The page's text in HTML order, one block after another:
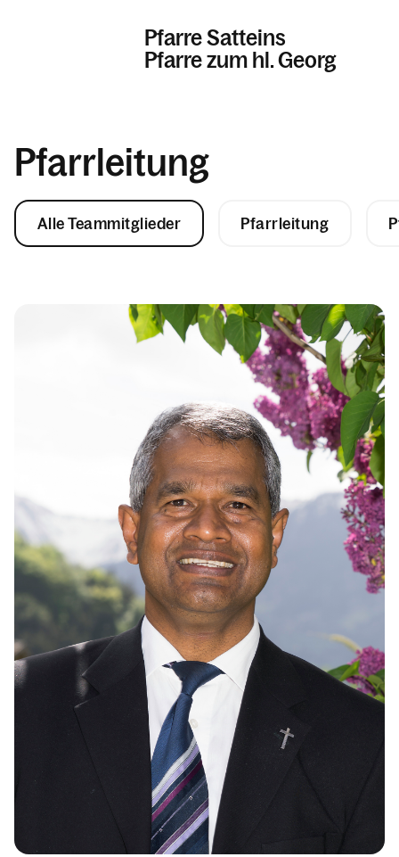
Pfarre Satteins
Pfarre zum hl. Georg
Kontakt
Pfarrleitung
Alle Teammitglieder Pfarrleitung